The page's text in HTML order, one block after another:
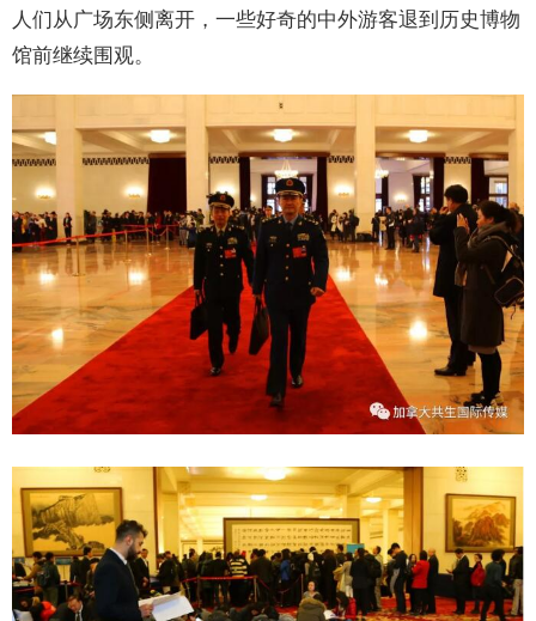
人们从广场东侧离开，一些好奇的中外游客退到历史博物
馆前继续围观。